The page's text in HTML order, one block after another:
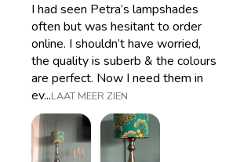
I had seen Petra’s lampshades
often but was hesitant to order
online. I shouldn’t have worried,
the quality is suberb & the colours
are perfect. Now I need them in
ev...LAAT MEER ZIEN